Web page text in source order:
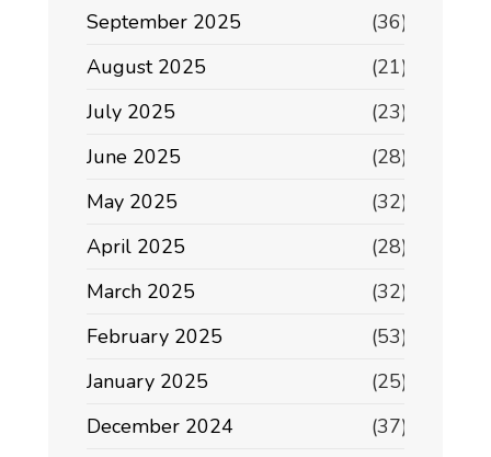
September 2025
(36)
August 2025
(21)
July 2025
(23)
June 2025
(28)
May 2025
(32)
April 2025
(28)
March 2025
(32)
February 2025
(53)
January 2025
(25)
December 2024
(37)